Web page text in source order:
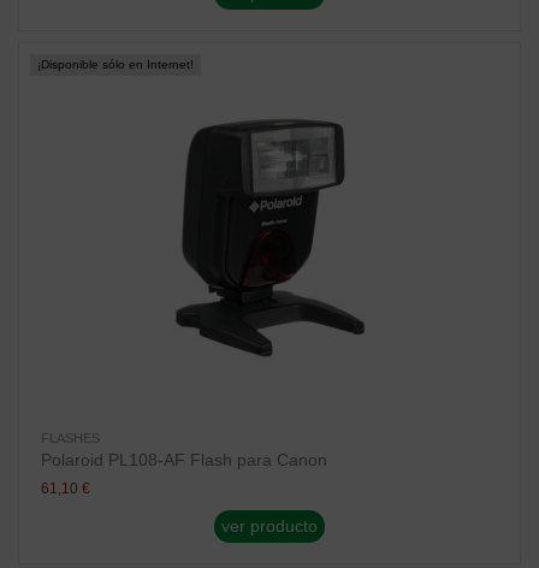
¡Disponible sólo en Internet!
FLASHES
Polaroid PL108-AF Flash para Canon
61,10 €
ver producto